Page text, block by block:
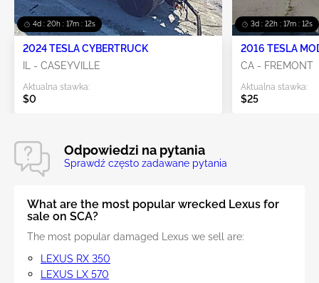
4d : 20h : 17m : 11s
2024 TESLA CYBERTRUCK
IL - CASEYVILLE
Aktualna stawka:
$0
3d : 22h : 17m : 11s
2016 TESLA
CA - FREMONT
Aktualna stawka:
$25
Odpowiedzi na pytania
Sprawdź często zadawane pytania
What are the most popular wrecked Lexus for
sale on SCA?
The most popular damaged Lexus we sell are:
LEXUS RX 350
LEXUS LX 570